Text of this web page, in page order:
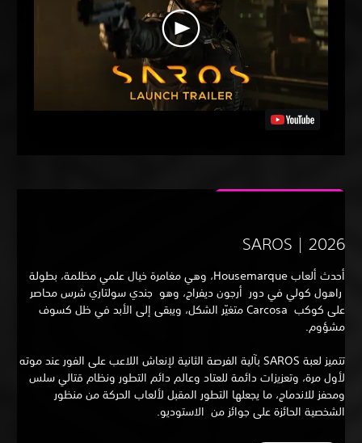
SAROS |
أحدث ألعاب Housemarque، وهي مغامرة خيال علمي مظلمة، بطولة
كولي في دور أرجون ديفراج، وهو جندي سولتاري شرس محاصر
على كوكب Carcosa متغيّر الشكل، ويبقى إلى الأبد في ظل كسوف
تتميز لعبة SAROS بآلية الفرصة الثانية لإنعاش اللاعب على الفور عند موته
مرة، وتعزيزات دائمة للعتاد وعالم دائم التطور ونظام قتالي سلس
للاندماج، ما يجعلها التطور المقبل لألعاب الحركة من منظور
الحائزة على جوائز من الاستوديو.